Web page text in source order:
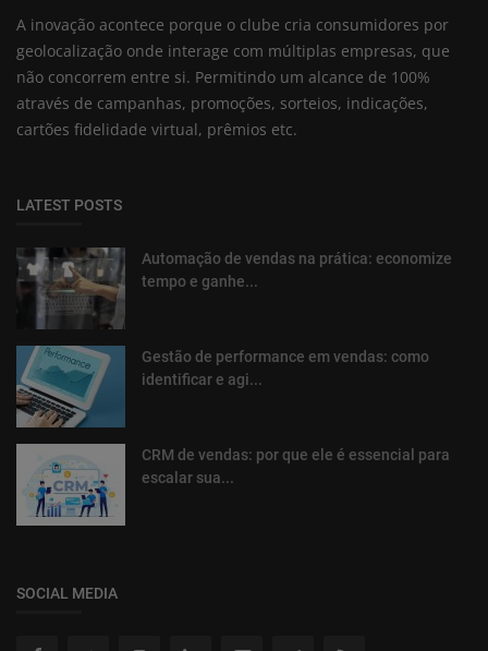
A inovação acontece porque o clube cria consumidores por
geolocalização onde interage com múltiplas empresas, que
não concorrem entre si. Permitindo um alcance de 100%
através de campanhas, promoções, sorteios, indicações,
cartões fidelidade virtual, prêmios etc.
LATEST POSTS
Automação de vendas na prática: economize
tempo e ganhe...
Gestão de performance em vendas: como
identificar e agi...
CRM de vendas: por que ele é essencial para
escalar sua...
SOCIAL MEDIA